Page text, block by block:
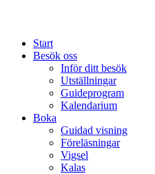
Start
Besök oss
Inför ditt besök
Utställningar
Guideprogram
Kalendarium
Boka
Guidad visning
Föreläsningar
Vigsel
Kalas